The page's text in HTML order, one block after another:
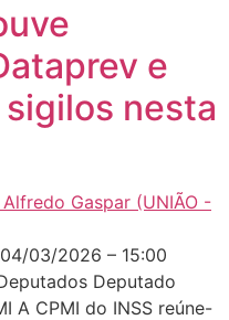
e
nesta
03/2026 – 15:00
Deputado
A CPMI do INSS reúne-